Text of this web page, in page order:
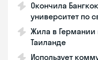
Окончила
университет по
Жила в Германии
Таиланде
Использует